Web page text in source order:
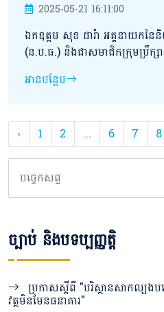
2025-05-21 16:11:00
ឯកឧត្តម សុខ ដារ៉ា អគ្គនាយកនៃ
(ន.ប.ធ.) និងជាសមាជិកក្រុមប្រឹក្សាអ
ធនាគារ (អ.ស.ហ.) បានអញ្ជើញចូល
អ.ស.ហ. អាណត្តិទី១ លើកទី២៤
អានបន្ថែម
‹ 1 2 ... 6 7 8
ច្បាប់ និងបទប្បញ្ញត្តិ
វត្ថុមិនមែនធនាគារ"